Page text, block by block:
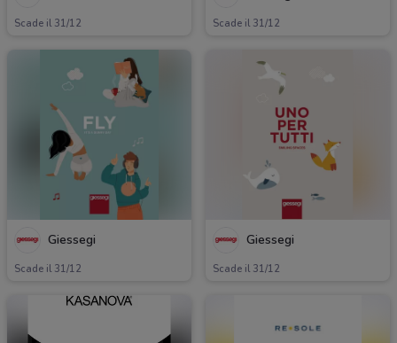
Scade il 31/12 Scade il 31/12
Giessegi
Scade il 31/12
Giessegi
Scade il 31/12